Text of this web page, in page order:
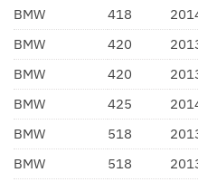
BMW
418
BMW
420
BMW
420
BMW
425
BMW
518
BMW
518